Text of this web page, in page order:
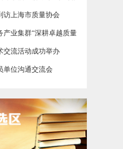
访上海市质量协会
产业集群“深耕卓越质量
流活动成功举行
交流活动成功举办
单位沟通交流会